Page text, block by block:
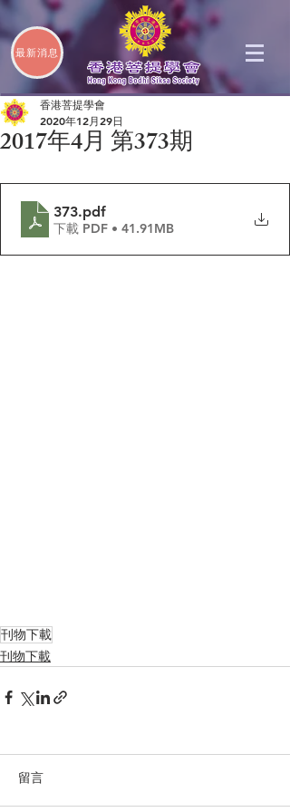
最新消息
2017年4月 第373期
香港菩提學會
2020年12月29日
373.pdf
下載 PDF • 41.91MB
刊物下載
刊物下載
留言